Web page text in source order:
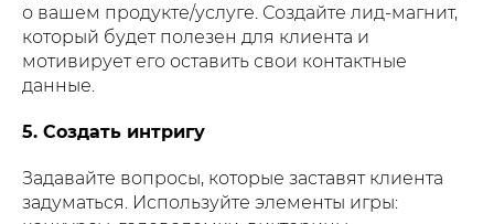
о вашем продукте/услуге. Создайте лид-магнит,
который будет полезен для клиента и
мотивирует его оставить свои контактные
данные.
5. Создать интригу
Задавайте вопросы, которые заставят клиента
задуматься. Используйте элементы игры: